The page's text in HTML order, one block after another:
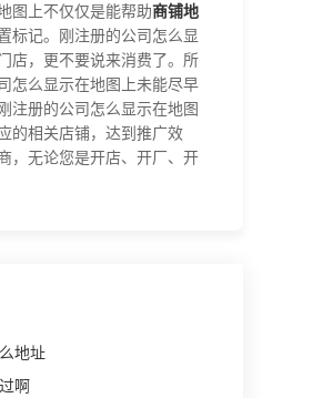
图上不仅仅是能帮助商铺地
标记。刚注册的公司怎么显
店，更不要说来消费了。所
怎么显示在地图上未能尽早
注册的公司怎么显示在地图
的相关店铺，达到推广效
，无论您是开店、开厂、开
地址
啊